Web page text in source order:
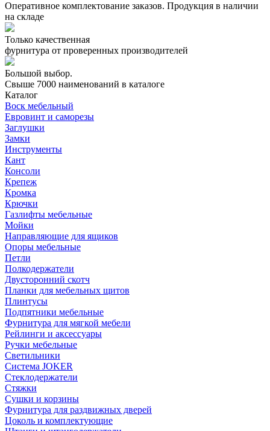
Оперативное комплектование заказов. Продукция в наличии
на складе
Только качественная
фурнитура от проверенных производителей
Большой выбор.
Свыше 7000 наименований в каталоге
Каталог
Воск мебельный
Евровинт и саморезы
Заглушки
Замки
Инструменты
Кант
Консоли
Крепеж
Кромка
Крючки
Газлифты мебельные
Мойки
Направляющие для ящиков
Опоры мебельные
Петли
Полкодержатели
Двусторонний скотч
Планки для мебельных щитов
Плинтусы
Подпятники мебельные
Фурнитура для мягкой мебели
Рейлинги и аксессуары
Ручки мебельные
Светильники
Система JOKER
Стеклодержатели
Стяжки
Сушки и корзины
Фурнитура для раздвижных дверей
Цоколь и комплектующие